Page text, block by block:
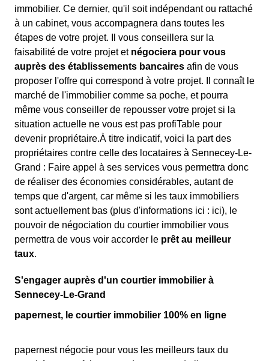
immobilier. Ce dernier, qu'il soit indépendant ou rattaché
à un cabinet, vous accompagnera dans toutes les
étapes de votre projet. Il vous conseillera sur la
faisabilité de votre projet et négociera pour vous
auprès des établissements bancaires afin de vous
proposer l'offre qui correspond à votre projet. Il connaît le
marché de l'immobilier comme sa poche, et pourra
même vous conseiller de repousser votre projet si la
situation actuelle ne vous est pas profiTable pour
devenir propriétaire.À titre indicatif, voici la part des
propriétaires contre celle des locataires à Sennecey-Le-
Grand : Faire appel à ses services vous permettra donc
de réaliser des économies considérables, autant de
temps que d'argent, car même si les taux immobiliers
sont actuellement bas (plus d'informations ici : ici), le
pouvoir de négociation du courtier immobilier vous
permettra de vous voir accorder le prêt au meilleur
taux.
S'engager auprès d'un courtier immobilier à
Sennecey-Le-Grand
papernest, le courtier immobilier 100% en ligne
papernest négocie pour vous les meilleurs taux du